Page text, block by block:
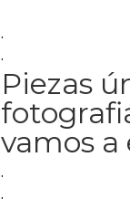
.
.
Piezas
vamos a
.
.